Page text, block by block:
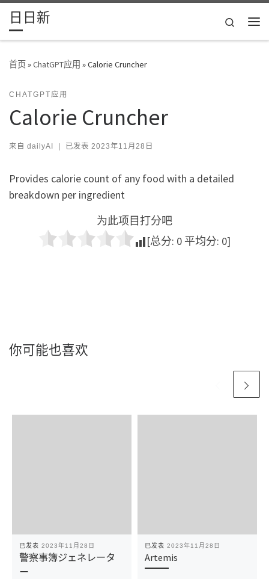
Skip to content
日日新
Search
首页»ChatGPT应用 »Calorie Cruncher
CHATGPT应用
Calorie Cruncher
来自 dailyAI | 已发表 2023年11月28日
Provides calorie count of any food with a detailed
breakdown per ingredient
为此项目打分吧
[总分: 0 平均分: 0]
你可能也喜欢
已发表 2023年11月28日
警察事簿ジェネレータ
ー
已发表 2023年11月28日
Artemis